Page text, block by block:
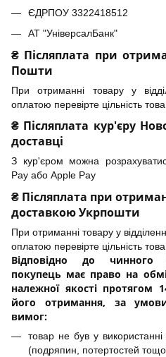
ЄДРПОУ 3322418512
АТ "УніверсалБанк"
₴ Післяплата при
Пошти
При отриманні товару у
оплатою перевірте цільність
₴ Післяплата кур'єру
доставці
З кур'єром можна
Pay або Apple Pay
₴ Післяплата при
доставкою Укрпошти
При отриманні товару у
оплатою перевірте цільність
Відповідно до чинного
покупець має право на
належної якості протягом
його отримання, за
вимог:
товар не був у використанні
(подряпин, потертостей